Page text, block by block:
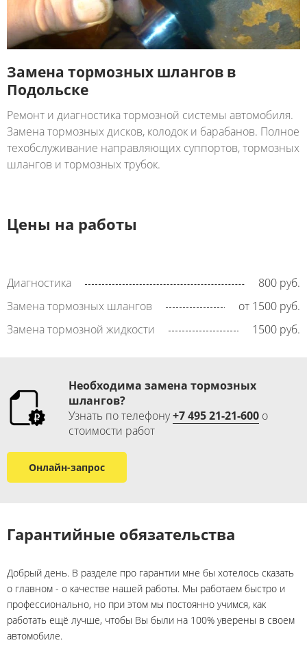
Замена тормозных шлангов в
Подольске
Ремонт и диагностика тормозной системы автомобиля.
Замена тормозных дисков, колодок и барабанов. Полное
техобслуживание направляющих суппортов, тормозных
шлангов и тормозных трубок.
Цены на работы
Диагностика
800 руб.
Замена тормозных шлангов
от 1500 руб.
Замена тормозной жидкости
1500 руб.
Необходима замена тормозных
шлангов​​​?
Узнать по телефону+7 495 21-21-600 ​ о
стоимости работ​
Онлайн-запрос
Гарантийные обязательства
Добрый день. В разделе про гарантии мне бы хотелось сказать
о главном - о качестве нашей работы. Мы работаем быстро и
профессионально, но при этом мы постоянно учимся, как
работать ещё лучше, чтобы Вы были на 100% уверены в своем
автомобиле.